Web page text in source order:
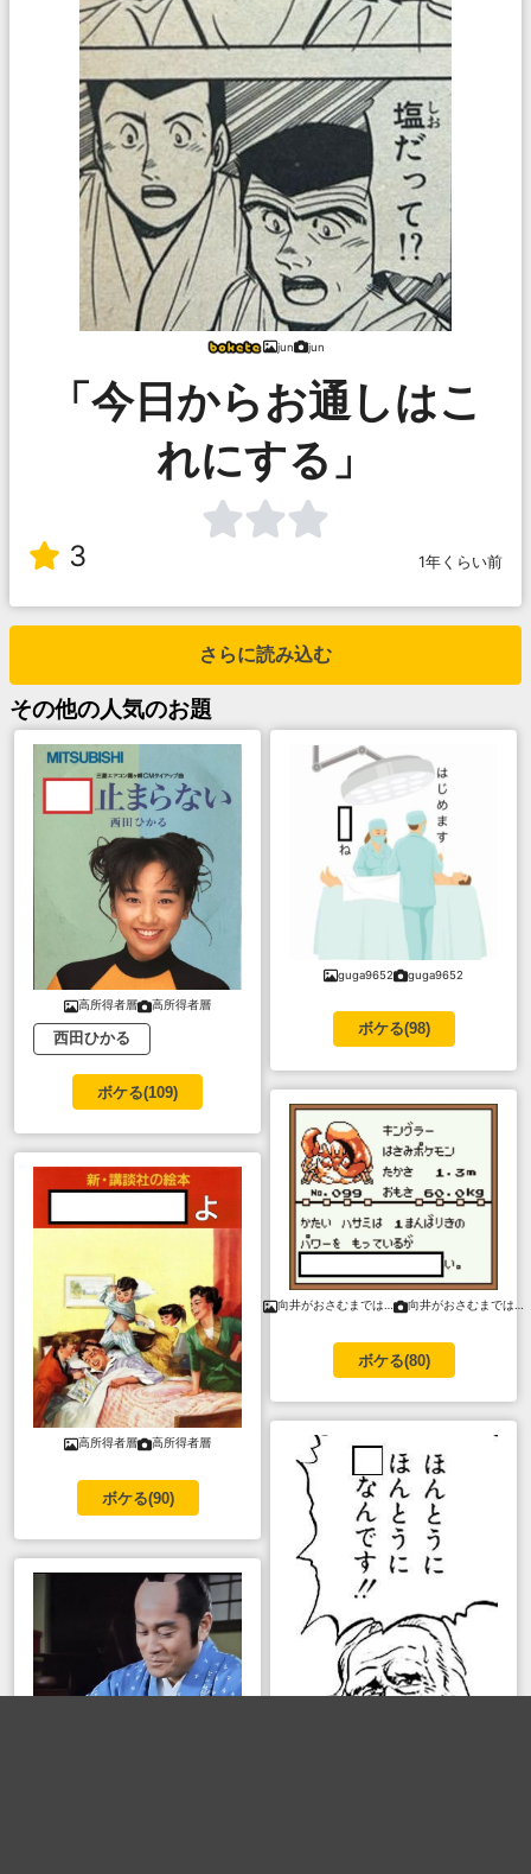
jun jun
「今日からお通しはこ
れにする」
3 1年くらい前
さらに読み込む
その他の人気のお題
高所得者層 高所得者層
西田ひかる
ボケる(109)
高所得者層 高所得者層
ボケる(90)
guga9652 guga9652
ボケる(98)
向井がおさむまでは… 向井がおさむまでは…
ボケる(80)